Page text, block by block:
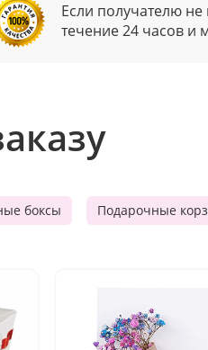
Если получателю
течение 24 часов и
боксы Подарочные